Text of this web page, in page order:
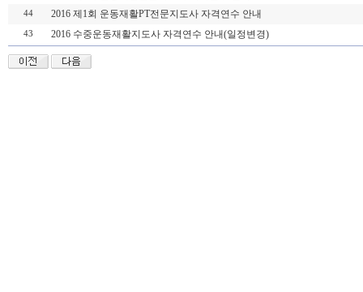
44 2016 제1회 운동재활PT전문지도사 자격연수 안내
43 2016 수중운동재활지도사 자격연수 안내(일정변경)